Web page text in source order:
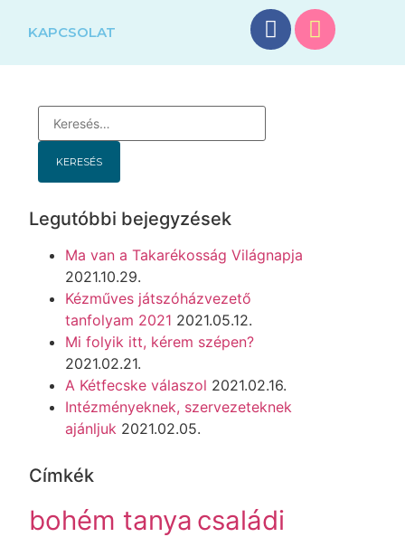
KAPCSOLAT
Legutóbbi bejegyzések
Ma van a Takarékosság Világnapja
2021.10.29.
Kézműves játszóházvezető
tanfolyam 2021 2021.05.12.
Mi folyik itt, kérem szépen?
2021.02.21.
A Kétfecske válaszol 2021.02.16.
Intézményeknek, szervezeteknek
ajánljuk 2021.02.05.
Címkék
bohém tanya családi